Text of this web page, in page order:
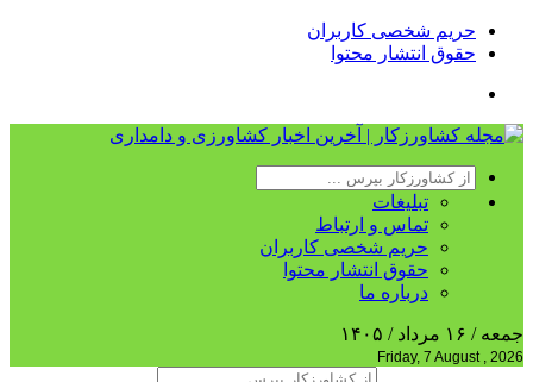
حریم شخصی کاربران
حقوق انتشار محتوا
تبلیغات
تماس و ارتباط
حریم شخصی کاربران
حقوق انتشار محتوا
درباره ما
جمعه / ۱۶ مرداد / ۱۴۰۵
Friday, 7 August , 2026